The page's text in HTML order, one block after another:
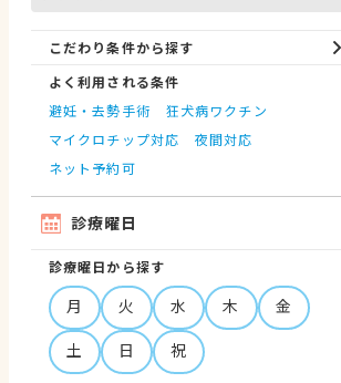
こだわり条件から探す
よく利用される条件
避妊・去勢手術
狂犬病ワクチン
マイクロチップ対応
夜間対応
ネット予約可
診療曜日
診療曜日から探す
月 火 水 木
金
土
日 祝